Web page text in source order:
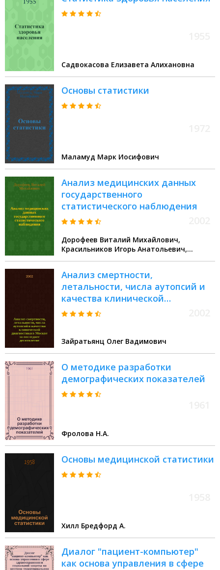
Садвокасова Елизавета Алихановна
Основы статистики
Маламуд Марк Иосифович
Анализ медицинских данных
государственного
статистического наблюдения
Дорофеев Виталий Михайлович,
Красильников Игорь Анатольевич,
Анализ смертности,
летальности, числа аутопсий и
качества клинической
диагностики в Москве за
Зайратьянц Олег Вадимович
О методике разработки
демографических показателей
Фролова Н.А.
Основы медицинской статистики
Хилл Бредфорд А.
Диалог "пациент-компьютер"
как основа управления в сфере